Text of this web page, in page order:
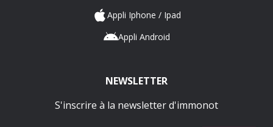
Appli Iphone / Ipad
Appli Android
NEWSLETTER
S'inscrire à la newsletter d'immonot